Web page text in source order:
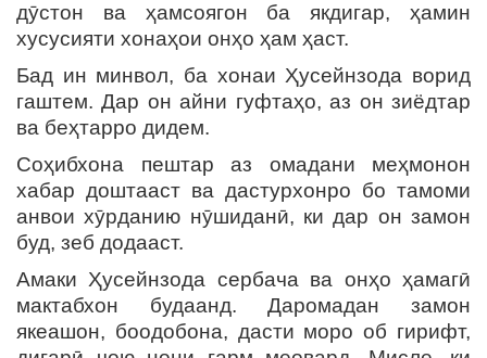
дӯстон ва ҳамсоягон ба якдигар, ҳамин
хусусияти хонаҳои онҳо ҳам ҳаст.
Бад ин минвол, ба хонаи Ҳусейнзода ворид
гаштем. Дар он айни гуфтаҳо, аз он зиёдтар
ва беҳтарро дидем.
Соҳибхона пештар аз омадани меҳмонон
хабар доштааст ва дастурхонро бо тамоми
анвои хӯрданию нӯшиданӣ, ки дар он замон
буд, зеб додааст.
Амаки Ҳусейнзода сербача ва онҳо ҳамагӣ
мактабхон будаанд. Даромадан замон
якеашон, боодобона, дасти моро об гирифт,